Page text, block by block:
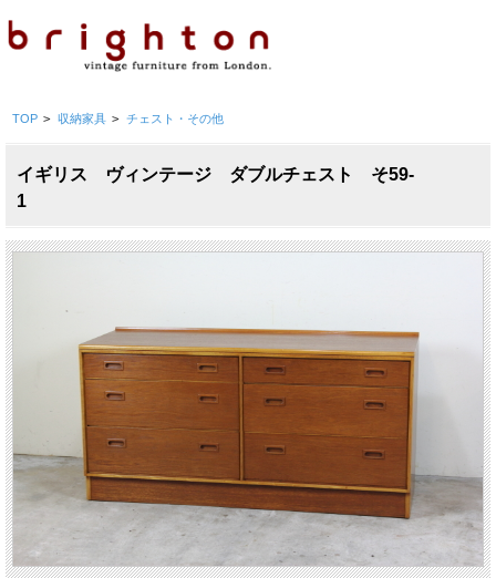
TOP > 収納家具 > チェスト・その他
イギリス ヴィンテージ ダブルチェスト そ59-
1